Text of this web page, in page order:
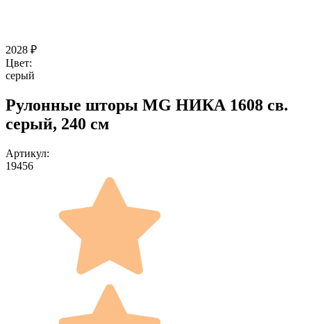
2028 ₽
Цвет:
серый
Рулонные шторы MG НИКА 1608 св.
серый, 240 см
Артикул:
19456